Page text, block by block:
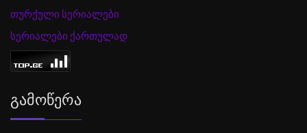
თურქული სერიალები
სერიალები ქართულად
Გამოწერა